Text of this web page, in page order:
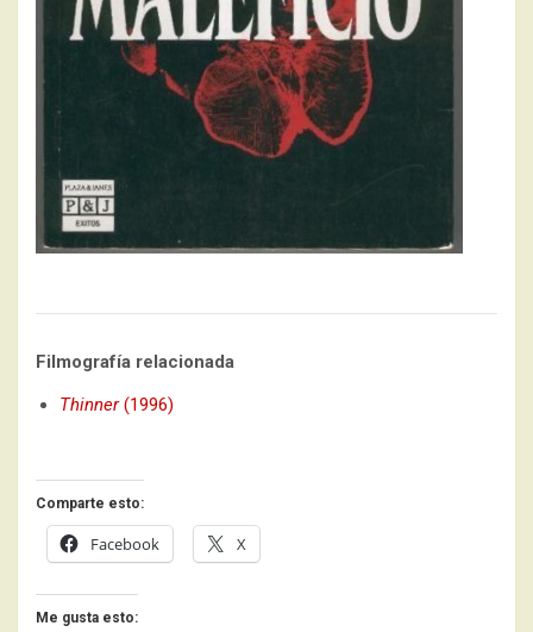
Filmografía relacionada
Thinner(1996)
Comparte esto:
Facebook X
Me gusta esto: